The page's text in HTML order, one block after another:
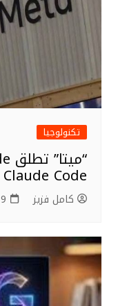
تكنولوجيا
Claude Code وCodex
كامل فزيز 9 أغسطس 2026